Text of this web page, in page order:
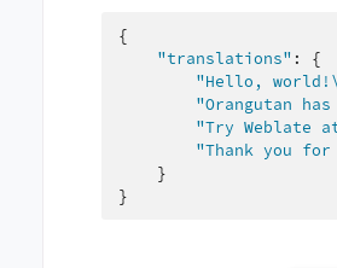
{
"translations" :
{
"Hello,
"Orangutan
"Try Weblate
"Thank you
}
}